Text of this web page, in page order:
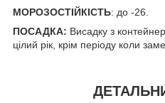
МОРОЗОСТІЙКІСТЬ: до -26.
ПОСАДКА: Висадку з
цілий рік, крім періоду коли